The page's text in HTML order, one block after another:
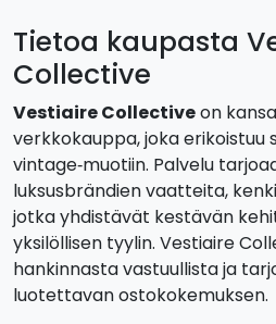
Tietoa kaupasta
Collective
Vestiaire Collectiveon
verkkokauppa, joka erikoistuu
vintage‑muotiin. Palvelu
luksusbrändien vaatteita,
jotka yhdistävät kestävän
yksilöllisen tyylin. Vestiaire
hankinnasta vastuullista ja
luotettavan ostokokemuksen.